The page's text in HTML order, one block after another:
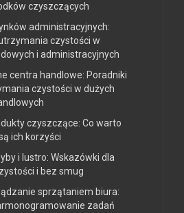
czyszczących
administracyjnych:
czystości w
i administracyjnych
centra handlowe: Poradniki
czystości w dużych
czyszczące: Co warto
ich korzyści
i lustro: Wskazówki dla
i bez smug
sprzątaniem biura:
zadań